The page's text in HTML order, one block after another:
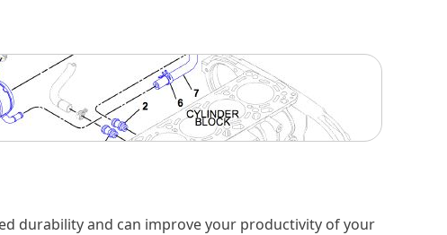
durability and can improve your productivity of your